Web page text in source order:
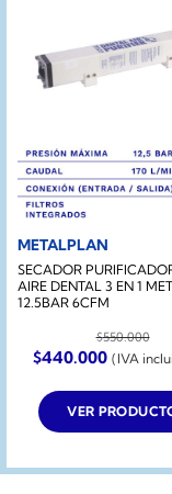
METALPLAN
SECADOR
AIRE DENTAL 3 EN 1
12.5BAR 6CFM
$550.000
El
precio
original
era:
$550.000.
$440.000El
precio
actual
es:
(IVA
VER